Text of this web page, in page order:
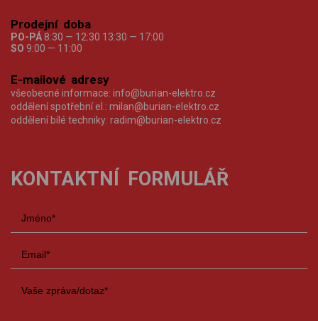
Prodejní doba
PO-PÁ 8:30 — 12:30 13:30 — 17:00
SO 9:00 — 11:00
E-mailové adresy
všeobecné informace: info@burian-elektro.cz
oddělení spotřební el.: milan@burian-elektro.cz
oddělení bílé techniky: radim@burian-elektro.cz
KONTAKTNÍ FORMULÁŘ